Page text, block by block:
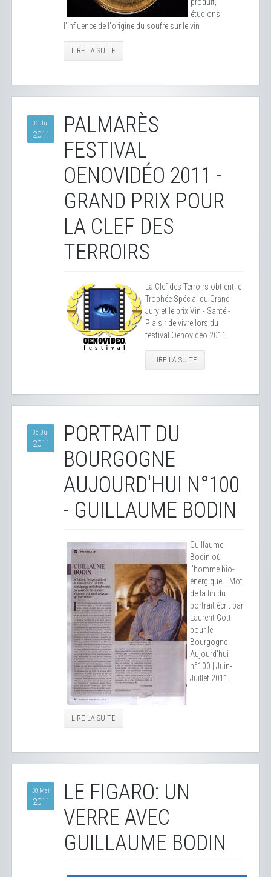
étudions
l'influence de l'origine du soufre sur le vin
LIRE LA SUITE
06 Jui
2011
PALMARÈS
FESTIVAL
OENOVIDÉO 2011 -
GRAND PRIX POUR
LA CLEF DES
TERROIRS
La Clef des Terroirs obtient le
Trophée Spécial du Grand
Jury et le prix Vin - Santé -
Plaisir de vivre lors du
festival Oenovidéo 2011.
LIRE LA SUITE
06 Jui
2011
PORTRAIT DU
BOURGOGNE
AUJOURD'HUI N°100
- GUILLAUME BODIN
Guillaume
Bodin où
l'homme bio-
énergique... Mot
de la fin du
portrait écrit par
Laurent Gotti
pour le
Bourgogne
Aujourd'hui
n°100 | Juin-
Juillet 2011.
LIRE LA SUITE
30 Mai
2011
LE FIGARO: UN
VERRE AVEC
GUILLAUME BODIN